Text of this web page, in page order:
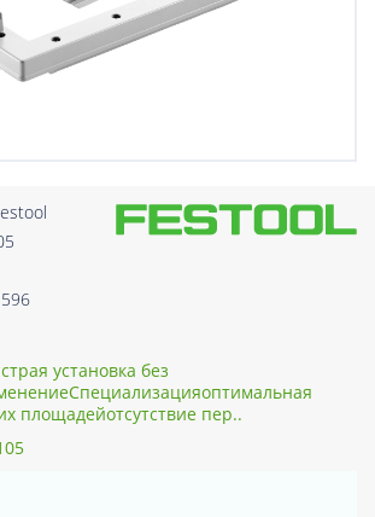
596
установка без
площадейотсутствие пер..